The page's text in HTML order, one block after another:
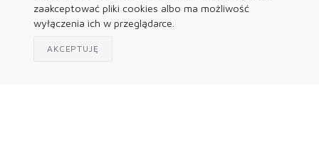
zaakceptować pliki cookies albo ma możliwość
wyłączenia ich w przeglądarce.
AKCEPTUJĘ
Regulamin
Polityka Prywatności